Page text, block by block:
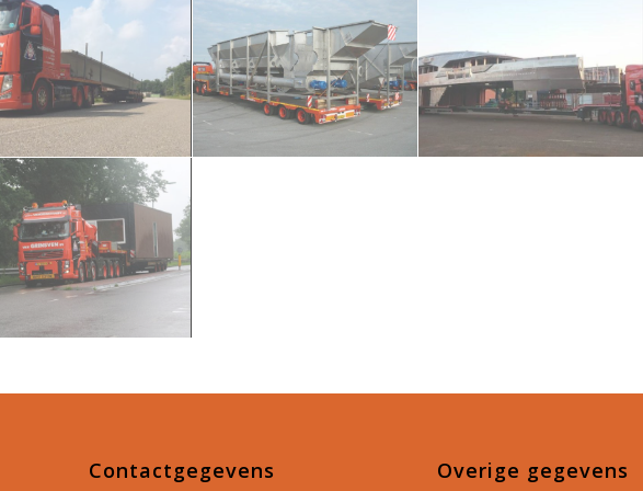
Contactgegevens Overige gegevens